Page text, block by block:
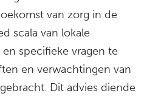
van zorg in de
scala van lokale
specifieke vragen te
en verwachtingen van
Dit advies diende